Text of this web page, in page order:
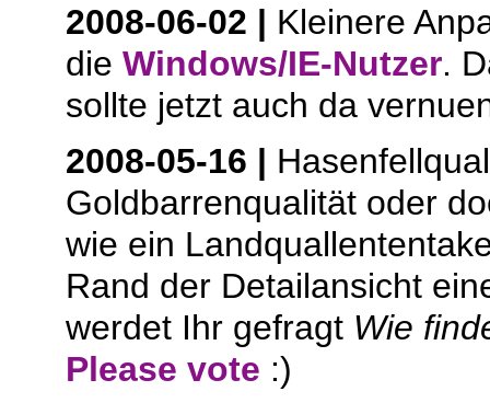
2008-06-02 | Kleinere
die Windows/IE-Nutzer.
sollte jetzt auch da
2008-05-16 |
Goldbarrenqualität oder
wie ein
Rand der Detailansicht
werdet Ihr gefragt Wie
Please vote :)